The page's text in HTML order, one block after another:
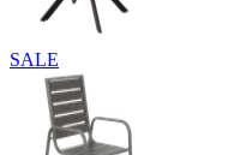
SALE